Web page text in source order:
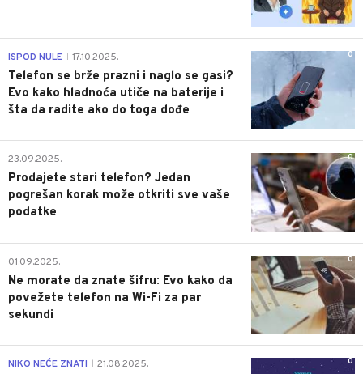
0
ISPOD NULE 17.10.2025.
Telefon se brže prazni i naglo se gasi?
Evo kako hladnoća utiče na baterije i
šta da radite ako do toga dođe
0
23.09.2025.
Prodajete stari telefon? Jedan
pogrešan korak može otkriti sve vaše
podatke
0
01.09.2025.
Ne morate da znate šifru: Evo kako da
povežete telefon na Wi-Fi za par
sekundi
0
NIKO NEĆE ZNATI 21.08.2025.